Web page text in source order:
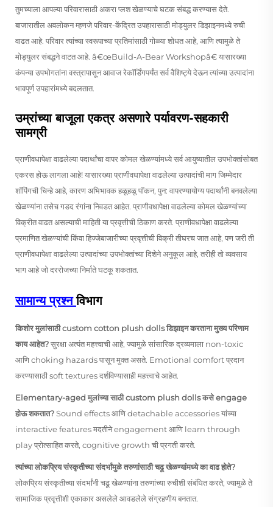
तुमच्याला आपल्या परिवारासाठी अकरा प्लश खेळण्याचे घटक संबद्ध करण्यास देते.
बाजारातील अवलोकन म्हणजे परिवार-केंद्रित उपहारासाठी मोड्युलर डिझाइनमध्ये रुची
वाढत आहे. परिवार त्यांच्या स्वरूपाच्या प्रतिमांसाठी गोळ्या शोधत आहे, आणि त्यामुळे ते
मोड्युलर संबद्धने वाटत आहे. â€œBuild-A-Bear Workshopâ€ यासारख्या
कंपन्या उपभोगतांना वस्त्रापासून आवाज रेकॉर्डिंगपर्यंत सर्व वैशिष्ट्ये देऊन त्यांच्या उत्पादांना
भावपूर्ण उपहारांमध्ये बदलतात.
उम्रांच्या बाजूला एकत्र असणारे पर्यावरण-सहकारी
सामग्री
प्राणीवधापेक्षा वाढलेल्या पदार्थांचा वापर कोमल खेळण्यांमध्ये सर्व आयुष्यातील उपभोक्तांसोबत
एकरस होऊ लागला आहे! यासारख्या प्राणीवधापेक्षा वाढलेल्या उत्पादांची माग जिम्मेदार
शॉपिंगची चिन्हे आहे, कारण अभिभावक हळूहळू पॉकन, पुन: वापरण्यायोग्य पदार्थांनी बनवलेल्या
खेळण्यांना तसेच गडद रंगांना निवडत आहेत. प्राणीवधापेक्षा वाढलेल्या कोमल खेळण्यांच्या
विक्रीत वाढत असल्याची माहिती या प्रवृत्तीची ठिकाण करते. प्राणीवधापेक्षा वाढलेल्या
प्रमाणित खेळण्यांची किंवा हिज्जेबाजारीच्या प्रवृत्तीची विक्री तीघरच जात आहे, पण जरी ती
प्राणीवधापेक्षा वाढलेल्या उत्पादांच्या उपभोक्तांच्या दिशेने अनुकूल आहे, तरीही तो व्यवसाय
भाग आहे जो दररोजच्या निर्माते घटकू शकतात.
सामान्य प्रश्नविभाग
किशोर मुलांसाठी custom cotton plush dolls डिझाइन करताना मुख्य परिणाम
काय आहेत?सुरक्षा अत्यंत महत्त्वाची आहे, ज्यामुळे सांसारिक द्रव्यमाला non-toxic
आणि choking hazards पासून मुक्त असते. Emotional comfort प्रदान
करण्यासाठी soft textures दर्शविण्यासाही महत्त्वाचे आहेत.
Elementary-aged मुलांच्या साठी custom plush dolls कसे engage
होऊ शकतात?Sound effects आणि detachable accessories यांच्या
interactive features मदतीने engagement आणि learn through
play प्रोत्साहित करते, cognitive growth ची प्रगती करते.
त्यांच्या लोकप्रिय संस्कृतीच्या संदर्भांमुळे तरुणांसाठी चढू खेळण्यांमध्ये का वाढ होते?
लोकप्रिय संस्कृतीच्या संदर्भांनी चढू खेळण्यांना तरुणांच्या रुचीशी संबंधित करते, ज्यामुळे ते
सामाजिक प्रवृत्तीशी एकाकार असलेले आवडलेले संग्रहणीय बनतात.